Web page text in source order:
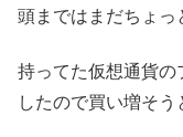
頭まではまだちょっ
持ってた仮想通貨の
したので買い増そ